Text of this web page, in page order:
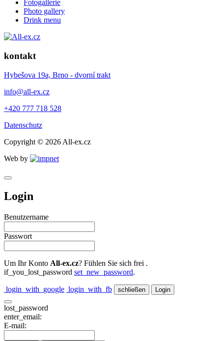
Fotogallerie
Photo gallery
Drink menu
kontakt
Hybešova 19a, Brno - dvorní trakt
info@all-ex.cz
+420 777 718 528
Datenschutz
Copyright © 2026 All-ex.cz
Web by
Login
Benutzername
Passwort
Um Ihr Konto All-ex.cz? Fühlen Sie sich frei .
if_you_lost_password set_new_password.
login_with_google login_with_fb schließen
lost_password
enter_email:
E-mail: